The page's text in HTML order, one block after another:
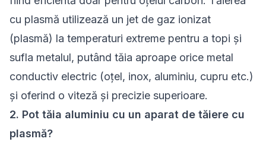
cu plasmă utilizează un jet de gaz ionizat
(plasmă) la temperaturi extreme pentru a topi și
sufla metalul, putând tăia aproape orice metal
conductiv electric (oțel, inox, aluminiu, cupru etc.)
și oferind o viteză și precizie superioare.
2. Pot tăia aluminiu cu un aparat de tăiere cu
plasmă?